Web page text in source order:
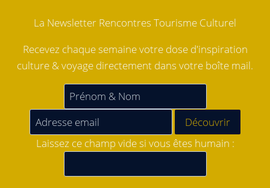
La Newsletter Rencontres Tourisme Culturel
Recevez chaque semaine votre dose d'inspiration
culture & voyage directement dans votre boîte mail.
Laissez ce champ vide si vous êtes humain :